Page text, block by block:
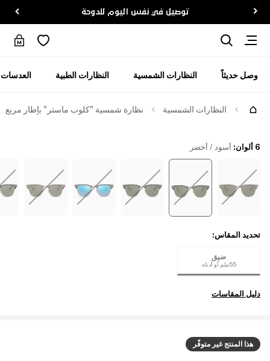
توصيل في نفس اليوم للدوحة
وصل حديثاً النظارات الشمسية النظارات الطبية
النظارات الشمسية نظارة شمسية "كلوب ماستر" بإطار مربع
هذا المنتج غير متوفّر
6 ألوان : أسود / أخضر
تحديد المقاس:
ضيق
55ملم أو أدناه
دليل المقاسات